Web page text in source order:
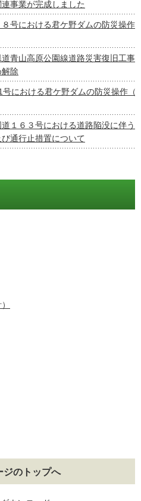
連事業が完成しました
８号における君ケ野ダムの防災操作
青山高原公園線道路災害復旧工事
除
号における君ケ野ダムの防災操作（
１６３号における道路陥没に伴う
通行止措置について
ジのトップへ